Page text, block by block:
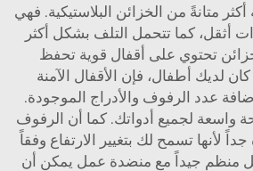
متانةً من الخزائن البلاستيكية. فهي
أثقل، كما تتحمل التلف بشكل أكثر
تحتوي على أقفال قوية تحفظ
لديك أطفال، فإن الأقفال الآمنة
عدد الرفوف والأدراج الموجودة.
واسعة لجميع أدواتك. كما أن الرفوف
جداً لأنها تسمح لك بتغيير الارتفاع وفقاً
منظم جيداً مع منضدة عمل يمكن أن